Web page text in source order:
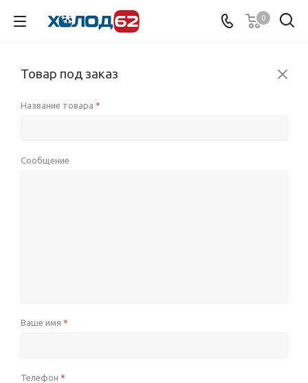
0
Товар под заказ
Название товара *
Сообщение
Ваше имя *
Телефон *